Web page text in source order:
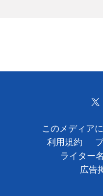
このメディア
利用規約
ライター
広告